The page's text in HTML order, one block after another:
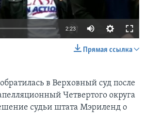
2:23
Прямая ссылка
в Верховный суд после
Четвертого округа
судьи штата Мэриленд о